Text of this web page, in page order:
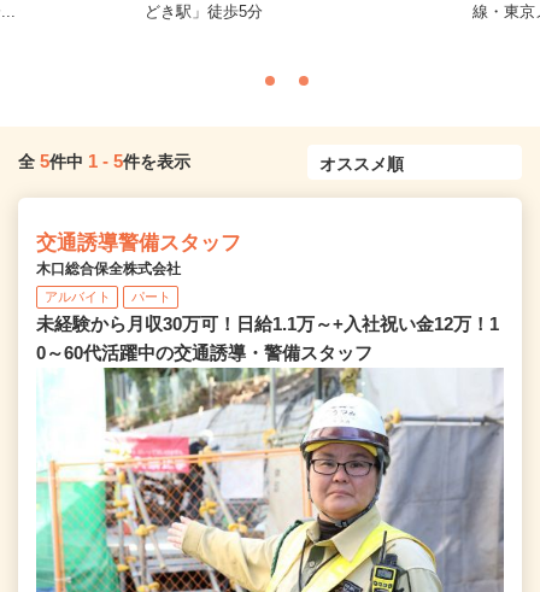
どき駅」徒歩5分
線・東京
全 5件中 1 - 5件を表示
交通誘導警備スタッフ
木口総合保全株式会社
アルバイト パート
未経験から月収30万可！日給1.1万～+入社祝い金12万！1
0～60代活躍中の交通誘導・警備スタッフ